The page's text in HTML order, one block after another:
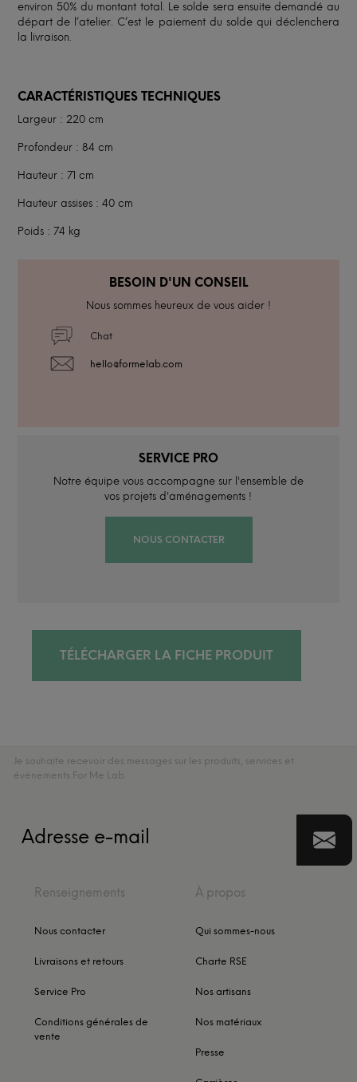
environ 50% du montant total. Le solde sera ensuite demandé au
départ de l’atelier. C’est le paiement du solde qui déclenchera
la livraison.
CARACTÉRISTIQUES TECHNIQUES
Largeur : 220 cm
Profondeur : 84 cm
Hauteur : 71 cm
Hauteur assises : 40 cm
Poids : 74 kg
BESOIN D'UN CONSEIL
Nous sommes heureux de vous aider !
Chat
hello@formelab.com
SERVICE PRO
Notre équipe vous accompagne sur l'ensemble de
vos projets d'aménagements !
NOUS CONTACTER
TÉLÉCHARGER LA FICHE PRODUIT
Je souhaite recevoir des messages sur les produits, services et
événements For Me Lab.
Renseignements
Nous contacter
Livraisons et retours
Service Pro
Conditions générales de
vente
À propos
Qui sommes-nous
Charte RSE
Nos artisans
Nos matériaux
Presse